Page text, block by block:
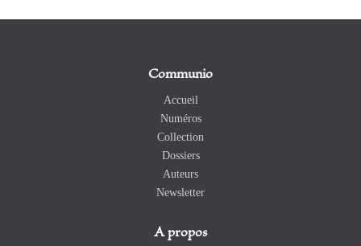
Communio
Accueil
Numéros
Collection
Dossiers
Auteurs
Newsletter
A propos